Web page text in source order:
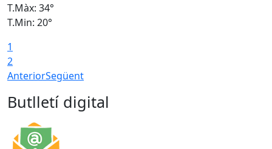
T.Màx: 34°
T.Min: 20°
1
2
AnteriorSegüent
Butlletí digital